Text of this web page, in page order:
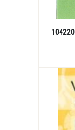
104220